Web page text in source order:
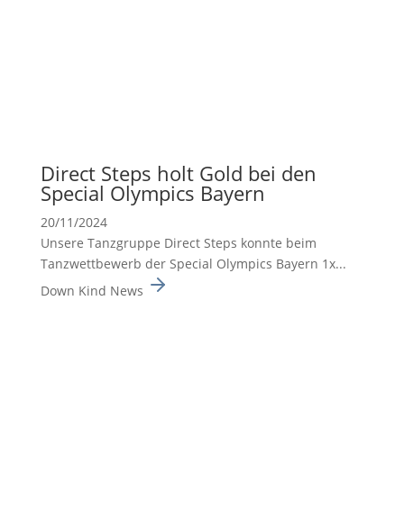
Direct Steps holt Gold bei den
Special Olympics Bayern
20/11/2024
Unsere Tanzgruppe Direct Steps konnte beim
Tanzwett­be­werb der Special Olympics Bayern 1x...
Down Kind News